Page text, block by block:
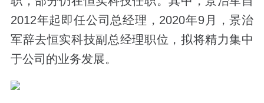
2012年起即任公司总经理，2020年9月，景治
军辞去恒实科技副总经理职位，拟将精力集中
于公司的业务发展。